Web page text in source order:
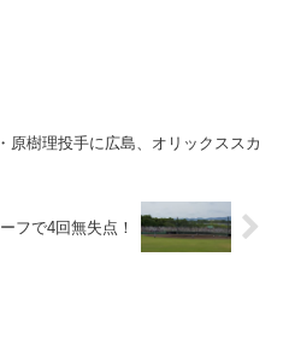
原樹理投手に広島、オリックススカ
フで4回無失点！